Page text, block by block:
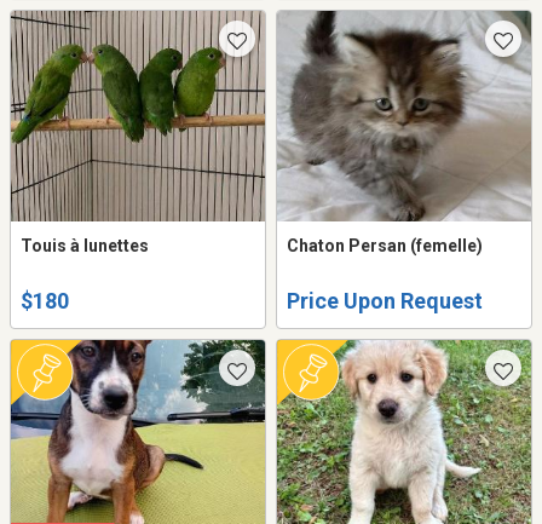
Touis à lunettes
$180
Chaton Persan (femelle)
Price Upon Request